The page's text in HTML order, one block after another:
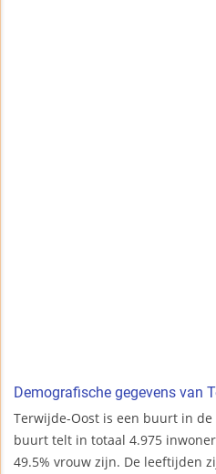
Demografische gegevens van
Terwijde-Oost is een buurt in de
buurt telt in totaal 4.975
49.5% vrouw zijn. De leeftijden